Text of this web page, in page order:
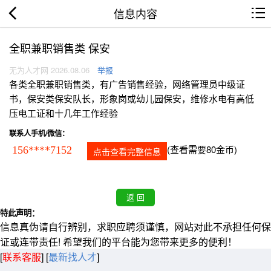
信息内容
全职兼职销售类 保安
无为人才网 2026.08.06 举报
各类全职兼职销售类，有广告销售经验，网络管理员中级证
书，保安类保安队长，形象岗或幼儿园保安，维修水电有高低
压电工证和十几年工作经验
联系人手机/微信：
156****7152 点击查看完整信息 (查看需要80金币)
特此声明：
信息真伪请自行辨别，求职应聘须谨慎，网站对此不承担任何保
证或连带责任! 希望我们的平台能为您带来更多的便利！
[联系客服] [最新找人才]